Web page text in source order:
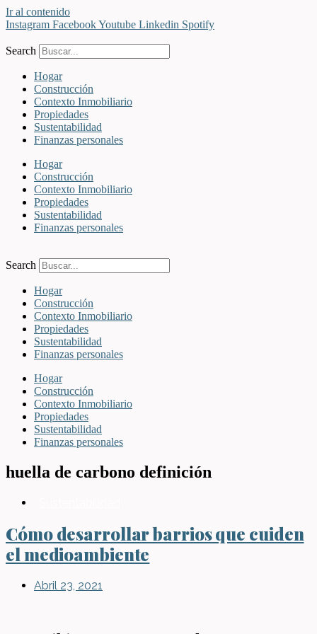
Ir al contenido
Instagram FacebookYoutube Linkedin Spotify
Search
Hogar
Construcción
Contexto Inmobiliario
Propiedades
Sustentabilidad
Finanzas personales
Hogar
Construcción
Contexto Inmobiliario
Propiedades
Sustentabilidad
Finanzas personales
Search
Hogar
Construcción
Contexto Inmobiliario
Propiedades
Sustentabilidad
Finanzas personales
Hogar
Construcción
Contexto Inmobiliario
Propiedades
Sustentabilidad
Finanzas personales
huella de carbono definición
Cómo desarrollar barrios que cuiden
el medioambiente
Abril 23, 2021